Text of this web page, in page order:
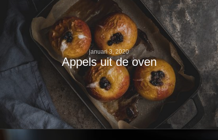
januari 3, 2020
Appels uit de oven